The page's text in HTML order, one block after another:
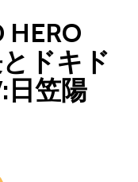
ドキド
日笠陽